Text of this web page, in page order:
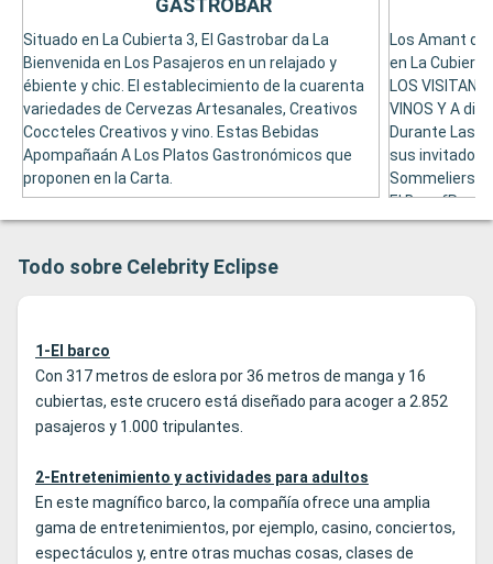
Situado en La Cubierta 3, El Gastrobar da La
Bienvenida en Los Pasajeros en un relajado y
ébiente y chic. El establecimiento de la cuarenta
variedades de Cervezas Artesanales, Creativos
Coccteles Creativos y vino. Estas Bebidas
Apompañaán A Los Platos Gastronómicos que
proponen en la Carta.
GASTROBAR
Los Amant
en La Cubierta
LOS
VINOS Y A
Durante Las
sus invitados
Sommeliers.
El Bar ofRece
Todo sobre Celebrity Eclipse
1-El barco
Con 317 metros de eslora por 36 metros de manga y 16
cubiertas, este crucero está diseñado para acoger a 2.852
pasajeros y 1.000 tripulantes.
2-Entretenimiento y actividades para adultos
En este magnífico barco, la compañía ofrece una amplia
gama de entretenimientos, por ejemplo, casino, conciertos,
espectáculos y, entre otras muchas cosas, clases de